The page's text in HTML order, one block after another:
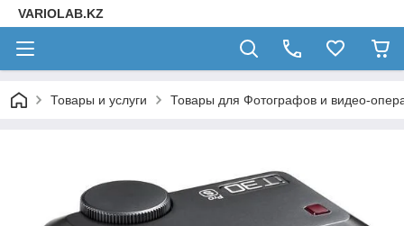
VARIOLAB.KZ
Товары и услуги Товары для Фотографов и видео-